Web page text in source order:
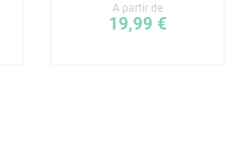
A partir de
19,99 €